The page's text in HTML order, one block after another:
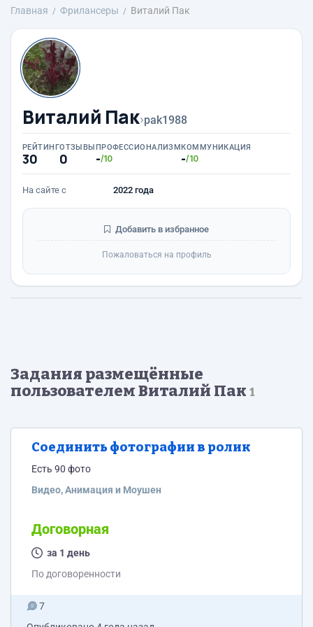
Главная Фрилансеры Виталий Пак
Виталий Пак›pak1988
РЕЙТИНГ
30
ОТЗЫВЫ
0
ПРОФЕССИОНАЛИЗМ
-/10
КОММУНИКАЦИЯ
-/10
На сайте с 2022 года
Добавить в избранное
Пожаловаться на профиль
Задания размещённые
пользователем Виталий Пак 1
Соединить фотографии в ролик
Есть 90 фото
Видео, Анимация и Моушен
Договорная
за 1 день
По договоренности
7